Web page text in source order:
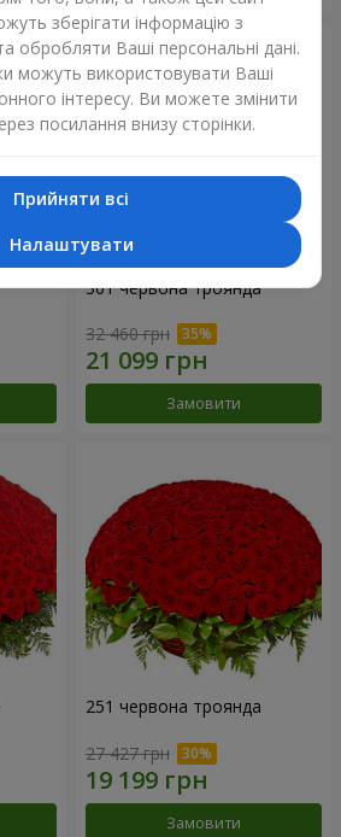
301 червона троянда
32 460 грн
Замовити
251 червона троянда
27 427 грн
Замовити
зберігати інформацію з
обробляти Ваші персональні дані.
можуть використовувати Ваші
інтересу. Ви можете змінити
посилання внизу сторінки.
Прийняти всі
Налаштувати